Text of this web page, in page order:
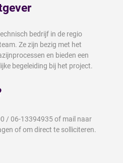
bedrijf in de regio
Ze zijn bezig met het
en bieden een
begeleiding bij het project.
/ 06‑13394935 of mail naar
of om direct te solliciteren.